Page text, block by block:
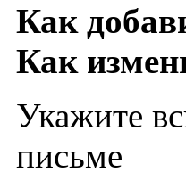
Как
Как
Укажите
письме